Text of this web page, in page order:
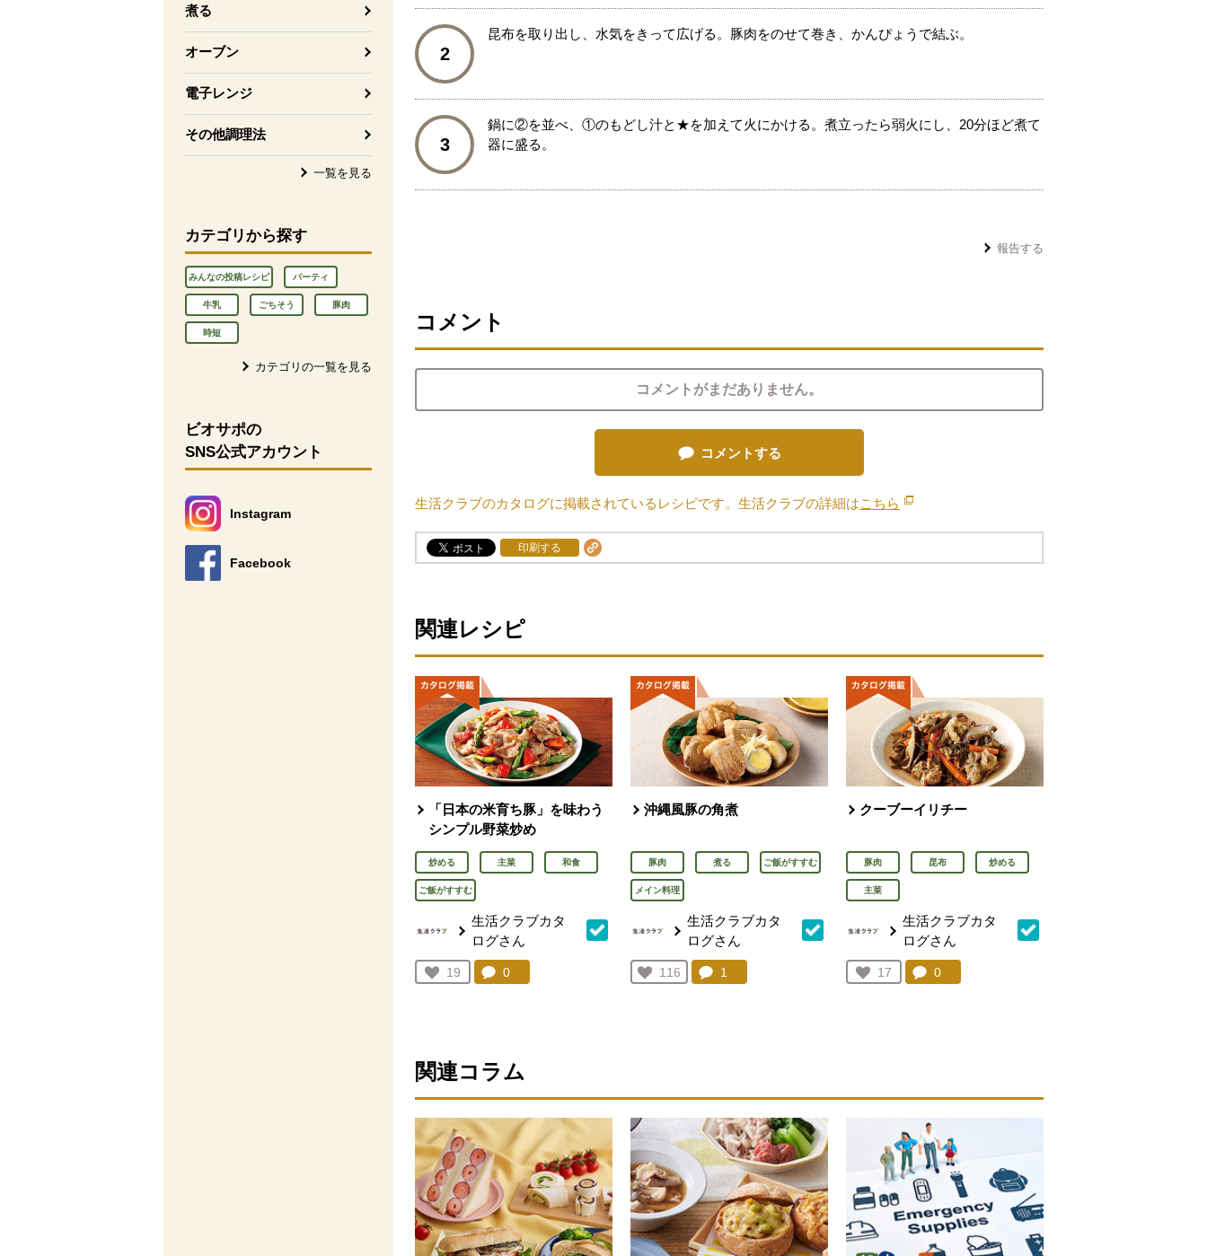
煮る
オーブン
電子レンジ
その他調理法
一覧を見る
カテゴリから探す
みんなの投稿レシピ パーティ
牛乳 ごちそう 豚肉
時短
カテゴリの一覧を見る
ビオサポの
SNS公式アカウント
Instagram
別のウィンドウで開きます。
Facebook
別のウィンドウで開きます。
2
昆布を取り出し、水気をきって広げる。豚肉をのせて巻き、かんぴょうで結ぶ。
3
鍋に②を並べ、①のもどし汁と★を加えて火にかける。煮立ったら弱火にし、20分ほど煮て
器に盛る。
報告する
コメント
コメントがまだありません。
コメントする
生活クラブのカタログに掲載されているレシピです。生活クラブの詳細はこちら 別のウィンドウで開きます。
印刷する
関連レシピ
「日本の米育ち豚」を味わう
シンプル野菜炒め
炒める 主菜 和食
ご飯がすすむ
生活クラブカタ
ログさん
お気に入り登録：
19
人が登録
コメント：
0
沖縄風豚の角煮
豚肉 煮る ご飯がすすむ
メイン料理
生活クラブカタ
ログさん
お気に入り登録：
116
人が登録
コメント：
1
クーブーイリチー
豚肉 昆布 炒める
主菜
生活クラブカタ
ログさん
お気に入り登録：
17
人が登録
コメント：
0件。コメントを見る。
関連コラム